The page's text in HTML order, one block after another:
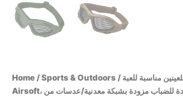
Home /Sports & Outdoors / نظارات واقية مريحة للعينين مناسبة للعبة
Airsoft، نظارات تكتيكية مضادة للضباب مزودة بشبكة معدنية/عدسات من